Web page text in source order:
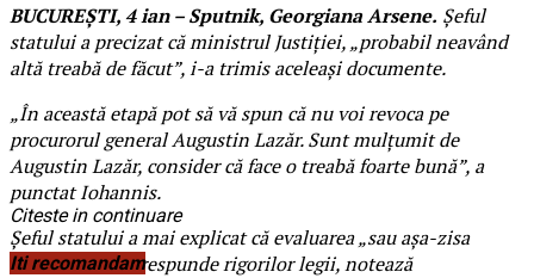
BUCUREŞTI, 4 ian – Sputnik, Georgiana Arsene. Şeful
statului a precizat că ministrul Justiţiei, „probabil neavând
altă treabă de făcut”, i-a trimis aceleaşi documente.
„În această etapă pot să vă spun că nu voi revoca pe
procurorul general Augustin Lazăr. Sunt mulţumit de
Augustin Lazăr, consider că face o treabă foarte bună”, a
punctat Iohannis.
Şeful statului a mai explicat că evaluarea „sau aşa-zisa
evaluare” nu corespunde rigorilor legii, notează
Citeste in continuare
Iti recomandam